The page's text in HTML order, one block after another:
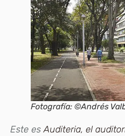
Fotografía: ©Andrés
Este esAuditeria, el